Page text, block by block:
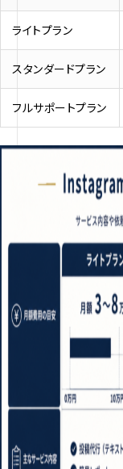
ライトプラン
スタンダードプラン
フルサポートプラン